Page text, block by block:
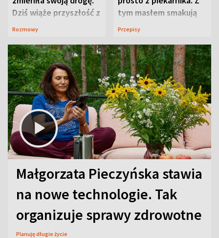
Dziś wiąże przyszłość z
neurobiologią
Rozmowy
tym masłem smakują
jeszcze lepiej
Przepisy
Małgorzata Pieczyńska stawia
na nowe technologie. Tak
organizuje sprawy zdrowotne
Planuję długie życie